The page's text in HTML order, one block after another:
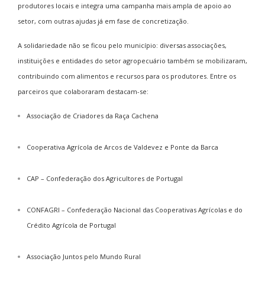
produtores locais e integra uma campanha mais ampla de apoio ao
setor, com outras ajudas já em fase de concretização.
A solidariedade não se ficou pelo município: diversas associações,
instituições e entidades do setor agropecuário também se mobilizaram,
contribuindo com alimentos e recursos para os produtores. Entre os
parceiros que colaboraram destacam-se:
Associação de Criadores da Raça Cachena
Cooperativa Agrícola de Arcos de Valdevez e Ponte da Barca
CAP – Confederação dos Agricultores de Portugal
CONFAGRI – Confederação Nacional das Cooperativas Agrícolas e do
Crédito Agrícola de Portugal
Associação Juntos pelo Mundo Rural